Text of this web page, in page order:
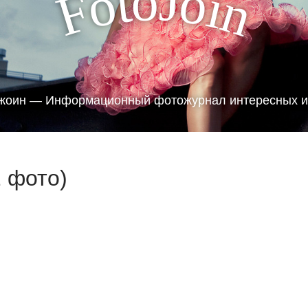
F n
— Информационный фотожурнал интересных
фото)